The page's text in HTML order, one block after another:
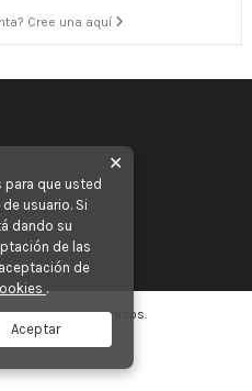
Cree una aquí
derechos reservados.
✕
que usted
usuario. Si
dando su
de las
de
.
Aceptar